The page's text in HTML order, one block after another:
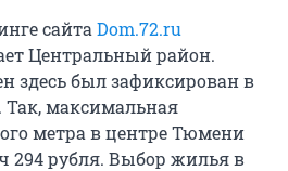
сайта Dom.72.ru
Центральный район.
здесь был зафиксирован в
Так, максимальная
метра в центре Тюмени
294 рубля. Выбор жилья в